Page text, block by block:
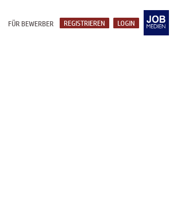
LOGIN
REGISTRIEREN
FÜR BEWERBER